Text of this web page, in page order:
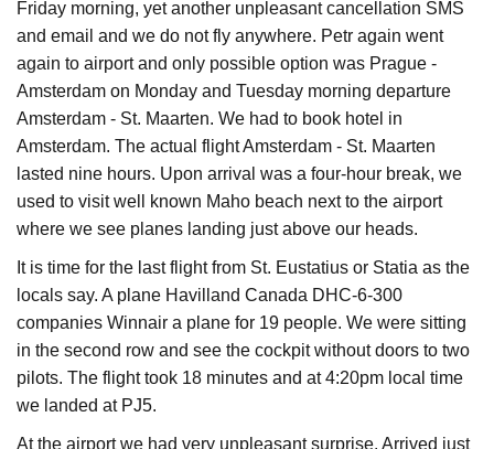
Friday morning, yet another unpleasant cancellation SMS
and email and we do not fly anywhere. Petr again went
again to airport and only possible option was Prague -
Amsterdam on Monday and Tuesday morning departure
Amsterdam - St. Maarten. We had to book hotel in
Amsterdam. The actual flight Amsterdam - St. Maarten
lasted nine hours. Upon arrival was a four-hour break, we
used to visit well known Maho beach next to the airport
where we see planes landing just above our heads.
It is time for the last flight from St. Eustatius or Statia as the
locals say. A plane Havilland Canada DHC-6-300
companies Winnair a plane for 19 people. We were sitting
in the second row and see the cockpit without doors to two
pilots. The flight took 18 minutes and at 4:20pm local time
we landed at PJ5.
At the airport we had very unpleasant surprise. Arrived just